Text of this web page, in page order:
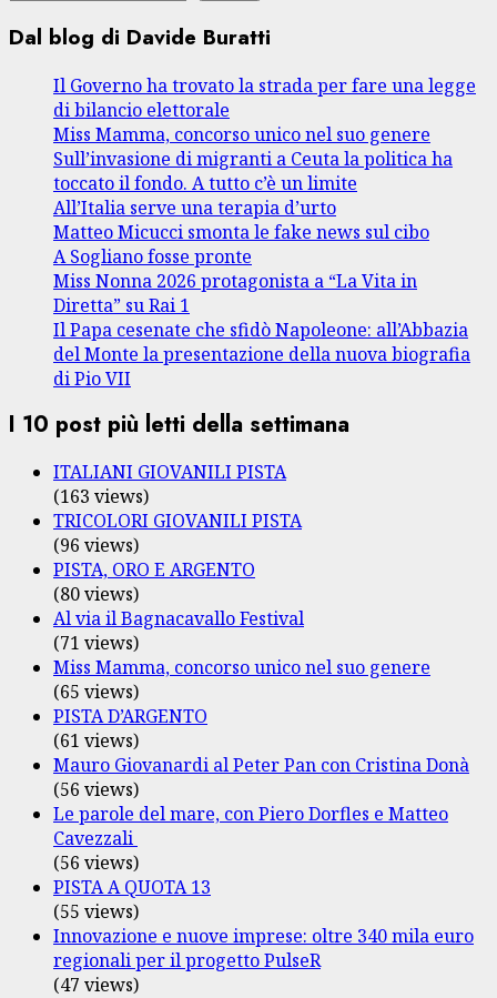
Dal blog di Davide Buratti
Il Governo ha trovato la strada per fare una legge
di bilancio elettorale
Miss Mamma, concorso unico nel suo genere
Sull’invasione di migranti a Ceuta la politica ha
toccato il fondo. A tutto c’è un limite
All’Italia serve una terapia d’urto
Matteo Micucci smonta le fake news sul cibo
A Sogliano fosse pronte
Miss Nonna 2026 protagonista a “La Vita in
Diretta” su Rai 1
Il Papa cesenate che sfidò Napoleone: all’Abbazia
del Monte la presentazione della nuova biografia
di Pio VII
I 10 post più letti della settimana
ITALIANI GIOVANILI PISTA
(163 views)
TRICOLORI GIOVANILI PISTA
(96 views)
PISTA, ORO E ARGENTO
(80 views)
Al via il Bagnacavallo Festival
(71 views)
Miss Mamma, concorso unico nel suo genere
(65 views)
PISTA D’ARGENTO
(61 views)
Mauro Giovanardi al Peter Pan con Cristina Donà
(56 views)
Le parole del mare, con Piero Dorfles e Matteo
Cavezzali
(56 views)
PISTA A QUOTA 13
(55 views)
Innovazione e nuove imprese: oltre 340 mila euro
regionali per il progetto PulseR
(47 views)